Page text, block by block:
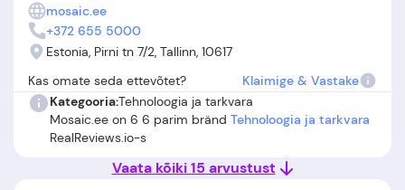
mosaic.ee
+372 655 5000
Estonia, Pirni tn 7/2, Tallinn, 10617
Kas omate seda ettevõtet?
Klaimige & Vastake
Kategooria:Tehnoloogia ja tarkvara
Mosaic.ee on 6 6 parim bränd Tehnoloogia ja tarkvara
RealReviews.io-s
Vaata kõiki 15 arvustust